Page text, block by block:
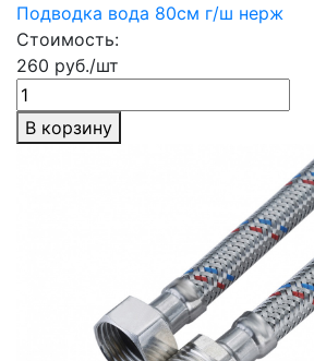
Подводка вода 80см г/ш нерж
Стоимость:
260 руб./шт
В корзину